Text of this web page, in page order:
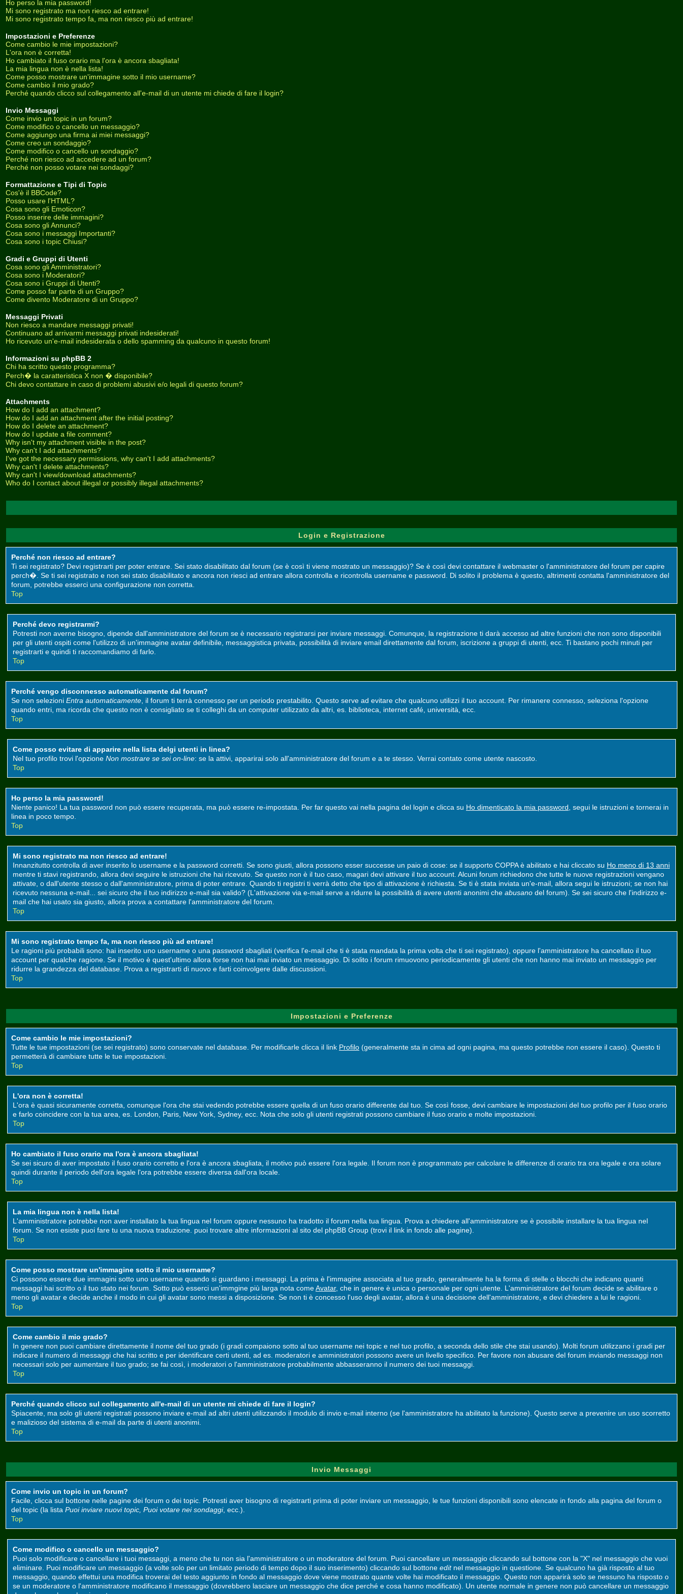
Ho perso la mia password!
Mi sono registrato ma non riesco ad entrare!
Mi sono registrato tempo fa, ma non riesco più ad entrare!
Impostazioni e Preferenze
Come cambio le mie impostazioni?
L'ora non è corretta!
Ho cambiato il fuso orario ma l'ora è ancora sbagliata!
La mia lingua non è nella lista!
Come posso mostrare un'immagine sotto il mio username?
Come cambio il mio grado?
Perché quando clicco sul collegamento all'e-mail di un utente mi chiede di fare il login?
Invio Messaggi
Come invio un topic in un forum?
Come modifico o cancello un messaggio?
Come aggiungo una firma ai miei messaggi?
Come creo un sondaggio?
Come modifico o cancello un sondaggio?
Perché non riesco ad accedere ad un forum?
Perché non posso votare nei sondaggi?
Formattazione e Tipi di Topic
Cos'è il BBCode?
Posso usare l'HTML?
Cosa sono gli Emoticon?
Posso inserire delle immagini?
Cosa sono gli Annunci?
Cosa sono i messaggi Importanti?
Cosa sono i topic Chiusi?
Gradi e Gruppi di Utenti
Cosa sono gli Amministratori?
Cosa sono i Moderatori?
Cosa sono i Gruppi di Utenti?
Come posso far parte di un Gruppo?
Come divento Moderatore di un Gruppo?
Messaggi Privati
Non riesco a mandare messaggi privati!
Continuano ad arrivarmi messaggi privati indesiderati!
Ho ricevuto un'e-mail indesiderata o dello spamming da qualcuno in questo forum!
Informazioni su phpBB 2
Chi ha scritto questo programma?
Perch� la caratteristica X non � disponibile?
Chi devo contattare in caso di problemi abusivi e/o legali di questo forum?
Attachments
How do I add an attachment?
How do I add an attachment after the initial posting?
How do I delete an attachment?
How do I update a file comment?
Why isn't my attachment visible in the post?
Why can't I add attachments?
I've got the necessary permissions, why can't I add attachments?
Why can't I delete attachments?
Why can't I view/download attachments?
Who do I contact about illegal or possibly illegal attachments?
Login e Registrazione
Perché non riesco ad entrare?
Ti sei registrato? Devi registrarti per poter entrare. Sei stato disabilitato dal forum (se è così ti viene mostrato un messaggio)? Se è così devi contattare il webmaster o l'amministratore del forum per capire
perch�. Se ti sei registrato e non sei stato disabilitato e ancora non riesci ad entrare allora controlla e ricontrolla username e password. Di solito il problema è questo, altrimenti contatta l'amministratore del
forum, potrebbe esserci una configurazione non corretta.
Top
Perché devo registrarmi?
Potresti non averne bisogno, dipende dall'amministratore del forum se è necessario registrarsi per inviare messaggi. Comunque, la registrazione ti darà accesso ad altre funzioni che non sono disponibili
per gli utenti ospiti come l'utilizzo di un'immagine avatar definibile, messaggistica privata, possibilità di inviare email direttamente dal forum, iscrizione a gruppi di utenti, ecc. Ti bastano pochi minuti per
registrarti e quindi ti raccomandiamo di farlo.
Top
Perché vengo disconnesso automaticamente dal forum?
Se non selezioni Entra automaticamente , il forum ti terrà connesso per un periodo prestabilito. Questo serve ad evitare che qualcuno utilizzi il tuo account. Per rimanere connesso, seleziona l'opzione
quando entri, ma ricorda che questo non è consigliato se ti colleghi da un computer utilizzato da altri, es. biblioteca, internet café, università, ecc.
Top
Come posso evitare di apparire nella lista delgi utenti in linea?
Nel tuo profilo trovi l'opzione Non mostrare se sei on-line: se la attivi, apparirai solo all'amministratore del forum e a te stesso. Verrai contato come utente nascosto.
Top
Ho perso la mia password!
Niente panico! La tua password non può essere recuperata, ma può essere re-impostata. Per far questo vai nella pagina del login e clicca su Ho dimenticato la mia password , segui le istruzioni e tornerai in
linea in poco tempo.
Top
Mi sono registrato ma non riesco ad entrare!
Innanzitutto controlla di aver inserito lo username e la password corretti. Se sono giusti, allora possono esser successe un paio di cose: se il supporto COPPA è abilitato e hai cliccato su Ho meno di 13 anni
mentre ti stavi registrando, allora devi seguire le istruzioni che hai ricevuto. Se questo non è il tuo caso, magari devi attivare il tuo account. Alcuni forum richiedono che tutte le nuove registrazioni vengano
attivate, o dall'utente stesso o dall'amministratore, prima di poter entrare. Quando ti registri ti verrà detto che tipo di attivazione è richiesta. Se ti è stata inviata un'e-mail, allora segui le istruzioni; se non hai
ricevuto nessuna e-mail... sei sicuro che il tuo indirizzo e-mail sia valido? (L'attivazione via e-mail serve a ridurre la possibilità di avere utenti anonimi che abusano del forum). Se sei sicuro che l'indirizzo e-
mail che hai usato sia giusto, allora prova a contattare l'amministratore del forum.
Top
Mi sono registrato tempo fa, ma non riesco più ad entrare!
Le ragioni più probabili sono: hai inserito uno username o una password sbagliati (verifica l'e-mail che ti è stata mandata la prima volta che ti sei registrato), oppure l'amministratore ha cancellato il tuo
account per qualche ragione. Se il motivo è quest'ultimo allora forse non hai mai inviato un messaggio. Di solito i forum rimuovono periodicamente gli utenti che non hanno mai inviato un messaggio per
ridurre la grandezza del database. Prova a registrarti di nuovo e farti coinvolgere dalle discussioni.
Top
Impostazioni e Preferenze
Come cambio le mie impostazioni?
Tutte le tue impostazioni (se sei registrato) sono conservate nel database. Per modificarle clicca il link Profilo (generalmente sta in cima ad ogni pagina, ma questo potrebbe non essere il caso). Questo ti
permetterà di cambiare tutte le tue impostazioni.
Top
L'ora non è corretta!
L'ora è quasi sicuramente corretta, comunque l'ora che stai vedendo potrebbe essere quella di un fuso orario differente dal tuo. Se così fosse, devi cambiare le impostazioni del tuo profilo per il fuso orario
e farlo coincidere con la tua area, es. London, Paris, New York, Sydney, ecc. Nota che solo gli utenti registrati possono cambiare il fuso orario e molte impostazioni.
Top
Ho cambiato il fuso orario ma l'ora è ancora sbagliata!
Se sei sicuro di aver impostato il fuso orario corretto e l'ora è ancora sbagliata, il motivo può essere l'ora legale. Il forum non è programmato per calcolare le differenze di orario tra ora legale e ora solare
quindi durante il periodo dell'ora legale l'ora potrebbe essere diversa dall'ora locale.
Top
La mia lingua non è nella lista!
L'amministratore potrebbe non aver installato la tua lingua nel forum oppure nessuno ha tradotto il forum nella tua lingua. Prova a chiedere all'amministratore se è possibile installare la tua lingua nel
forum. Se non esiste puoi fare tu una nuova traduzione. puoi trovare altre informazioni al sito del phpBB Group (trovi il link in fondo alle pagine).
Top
Come posso mostrare un'immagine sotto il mio username?
Ci possono essere due immagini sotto uno username quando si guardano i messaggi. La prima è l'immagine associata al tuo grado, generalmente ha la forma di stelle o blocchi che indicano quanti
messaggi hai scritto o il tuo stato nei forum. Sotto può esserci un'immgine più larga nota comeAvatar, che in genere è unica o personale per ogni utente. L'amministratore del forum decide se abilitare o
meno gli avatar e decide anche il modo in cui gli avatar sono messi a disposizione. Se non ti è concesso l'uso degli avatar, allora è una decisione dell'amministratore, e devi chiedere a lui le ragioni.
Top
Come cambio il mio grado?
In genere non puoi cambiare direttamente il nome del tuo grado (i gradi compaiono sotto al tuo username nei topic e nel tuo profilo, a seconda dello stile che stai usando). Molti forum utilizzano i gradi per
indicare il numero di messaggi che hai scritto e per identificare certi utenti, ad es. moderatori e amministratori possono avere un livello specifico. Per favore non abusare del forum inviando messaggi non
necessari solo per aumentare il tuo grado; se fai così, i moderatori o l'amministratore probabilmente abbasseranno il numero dei tuoi messaggi.
Top
Perché quando clicco sul collegamento all'e-mail di un utente mi chiede di fare il login?
Spiacente, ma solo gli utenti registrati possono inviare e-mail ad altri utenti utilizzando il modulo di invio e-mail interno (se l'amministratore ha abilitato la funzione). Questo serve a prevenire un uso scorretto
e malizioso del sistema di e-mail da parte di utenti anonimi.
Top
Invio Messaggi
Come invio un topic in un forum?
Facile, clicca sul bottone nelle pagine dei forum o dei topic. Potresti aver bisogno di registrarti prima di poter inviare un messaggio, le tue funzioni disponibili sono elencate in fondo alla pagina del forum o
del topic (la lista Puoi inviare nuovi topic, Puoi votare nei sondaggi, ecc.).
Top
Come modifico o cancello un messaggio?
Puoi solo modificare o cancellare i tuoi messaggi, a meno che tu non sia l'amministratore o un moderatore del forum. Puoi cancellare un messaggio cliccando sul bottone con la "X" nel messaggio che vuoi
eliminare. Puoi modificare un messaggio (a volte solo per un limitato periodo di tempo dopo il suo inserimento) cliccando sul bottone editnel messaggio in questione. Se qualcuno ha già risposto al tuo
messaggio, quando effettui una modifica troverai del testo aggiunto in fondo al messaggio dove viene mostrato quante volte hai modificato il messaggio. Questo non apparirà solo se nessuno ha risposto o
se un moderatore o l'amministratore modificano il messaggio (dovrebbero lasciare un messaggio che dice perché e cosa hanno modificato). Un utente normale in genere non può cancellare un messaggio